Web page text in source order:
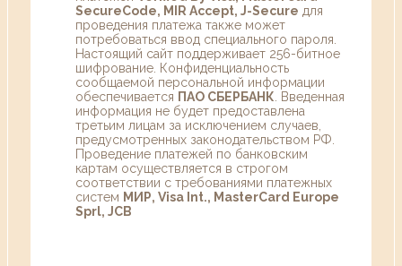
SecureCode, MIR Accept, J-Secure для
проведения платежа также может
потребоваться ввод специального пароля.
Настоящий сайт поддерживает 256-битное
шифрование. Конфиденциальность
сообщаемой персональной информации
обеспечивается ПАО СБЕРБАНК . Введенная
информация не будет предоставлена
третьим лицам за исключением случаев,
предусмотренных законодательством РФ.
Проведение платежей по банковским
картам осуществляется в строгом
соответствии с требованиями платежных
систем МИР, Visa Int., MasterCard Europe
Sprl, JCB